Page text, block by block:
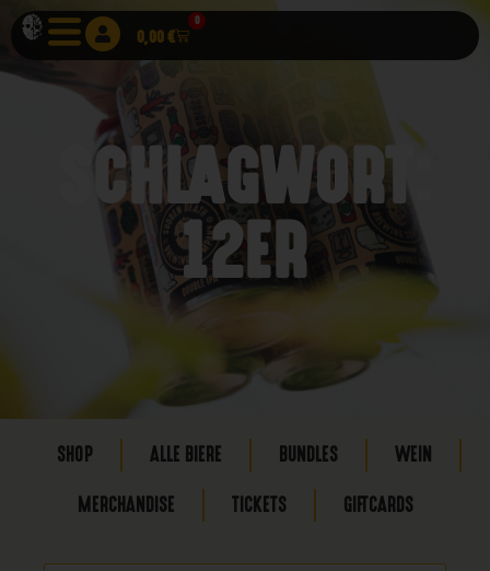
0,00€
0
SCHLAGWORT:
12ER
SHOP ALLE BIERE BUNDLES WEIN
MERCHANDISE TICKETS GIFTCARDS